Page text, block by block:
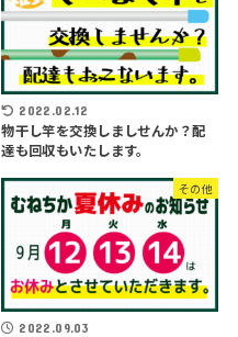
2022.02.12
物干し竿を交換しましせんか？配
達も回収もいたします。
その他
2022.09.03